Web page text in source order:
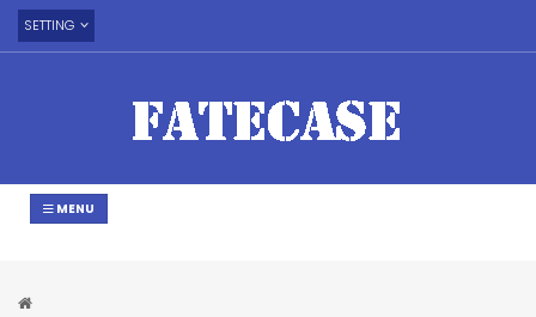
SETTING
MENU